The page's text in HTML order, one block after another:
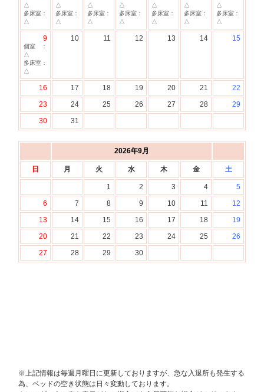
※上記情報は毎週月曜日に更新しておりますが、急な入退所も発生する
為、ベッドの空き状態は日々変動しております。